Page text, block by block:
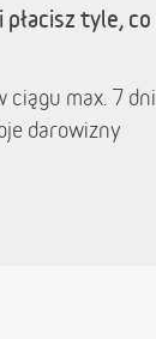
tyle, co
ciągu max. 7 dni
darowizny